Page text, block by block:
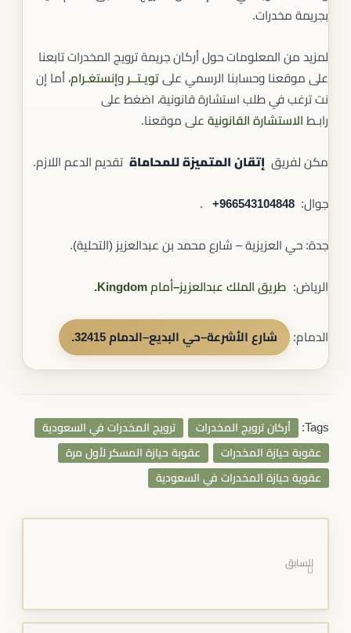
بجريمة مخدرات.
لمزيد من المعلومات حول أركان جريمة ترويج المخدرات تابعنا
على موقعنا وحسابنا الرسمي علىتويـتــر وإنستغـرام، أما إن
نت ترغب في طلب استشارة قانونية، اضغط على
رابـط الاستشارة القانونية على موقعنا.
مكن لفريق إتقان المتميزة للمحاماة تقديم الدعم اللازم.
جوال: ‎‎ ‎ +966543104848
.
جدة: حي العزيزية – شارع محمد بن عبدالعزيز (التحلية).
الرياض: طريق الملك عبدالعزيز–أمام Kingdom.
الدمام: شارع الأشرعة–حي البديع–الدمام 32415 .
Tags: أركان ترويج المخدرات
ترويج المخدرات في السعودية
عقوبة حيازة المخدرات
عقوبة حيازة المسكر لأول مرة
عقوية حيازة المخدرات في السعودية
السابق